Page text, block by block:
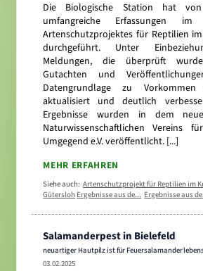
Die Biologische Station hat
umfangreiche Erfassungen
Artenschutzprojektes für Reptilien
durchgeführt. Unter
Meldungen, die überprüft
Gutachten und
Datengrundlage zu
aktualisiert und deutlich
Ergebnisse wurden in dem
Naturwissenschaftlichen Vereins
Umgegend e.V. veröffentlicht. [...]
MEHR ERFAHREN
Siehe auch: Artenschutzprojekt für Reptilien im
Gütersloh Ergebnisse aus de... Ergebnisse aus
Salamanderpest in Bielefeld
neuartiger Hautpilz ist für Feuersalamander
03.02.2025